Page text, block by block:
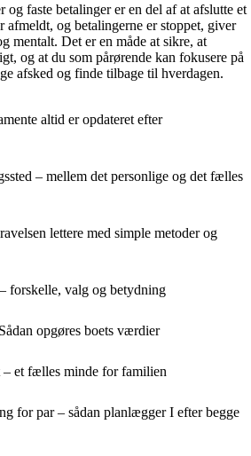
og faste betalinger er en del af at afslutte et
afmeldt, og betalingerne er stoppet, giver
mentalt. Det er en måde at sikre, at
og at du som pårørende kan fokusere på
afsked og finde tilbage til hverdagen.
altid er opdateret efter
– mellem det personlige og det fælles
lettere med simple metoder og
forskelle, valg og betydning
opgøres boets værdier
et fælles minde for familien
for par – sådan planlægger I efter begge